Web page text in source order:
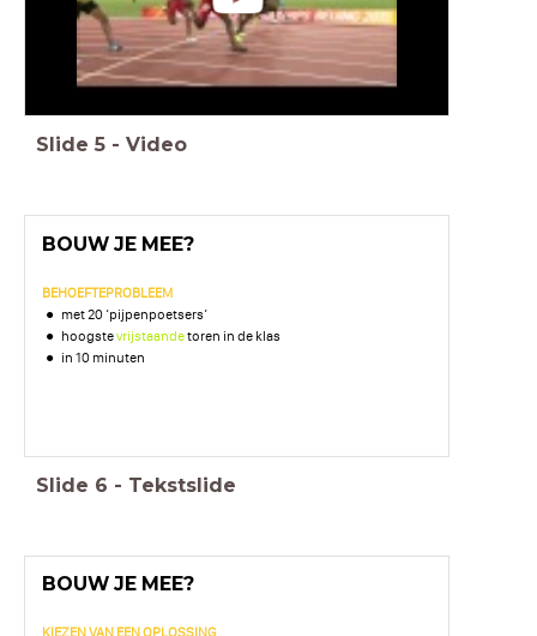
Slide 5 - Video
BOUW JE MEE?
BEHOEFTEPROBLEEM
met 20 ‘pijpenpoetsers’
hoogstevrijstaandetoren in de klas
in 10 minuten
Slide 6 - Tekstslide
BOUW JE MEE?